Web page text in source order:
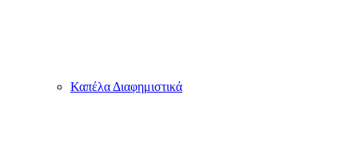
Καπέλα Διαφημιστικά